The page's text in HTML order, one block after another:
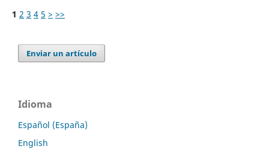
1 2 3 4 5 > >>
Enviar un artículo
Idioma
Español (España)
English